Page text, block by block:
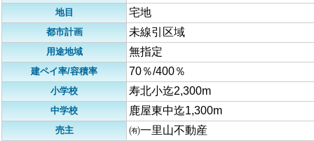
地目 宅地
都市計画 未線引区域
用途地域 無指定
建ペイ率/容積率 70％/400％
小学校 寿北小迄2,300m
中学校 鹿屋東中迄1,300m
売主 ㈲一里山不動産